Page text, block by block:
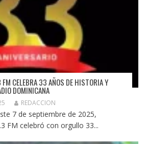
CELEBRA 33 AÑOS DE HISTORIA Y
DOMINICANA
REDACCION
7 de septiembre de 2025,
FM celebró con orgullo 33...